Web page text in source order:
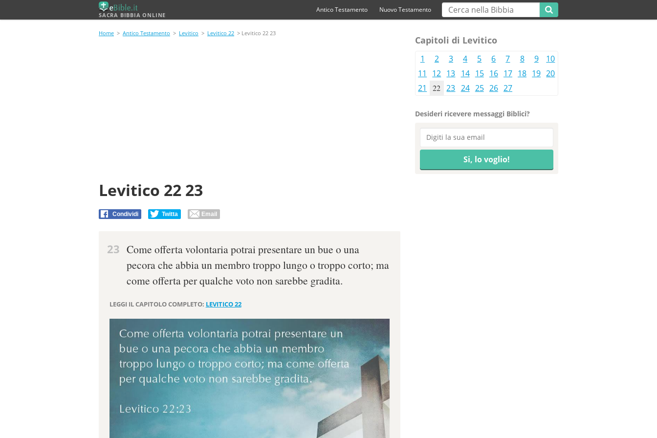
SACRA BIBBIA ONLINE
Antico Testamento Nuovo Testamento
Home > Antico Testamento > Levitico > Levitico 22 > Levitico 22 23
Levitico 22 23
Condividi Twitta Email
23 Come offerta volontaria potrai presentare un bue o una
pecora che abbia un membro troppo lungo o troppo corto; ma
come offerta per qualche voto non sarebbe gradita.
LEGGI IL CAPITOLO COMPLETO: LEVITICO 22
Capitoli di Levitico
1 2 3 4 5 6 7 8 9
10
11
12 13 14 15 16 17 18 19 20
21
22 23 24 25 26 27
Desideri ricevere messaggi Biblici?